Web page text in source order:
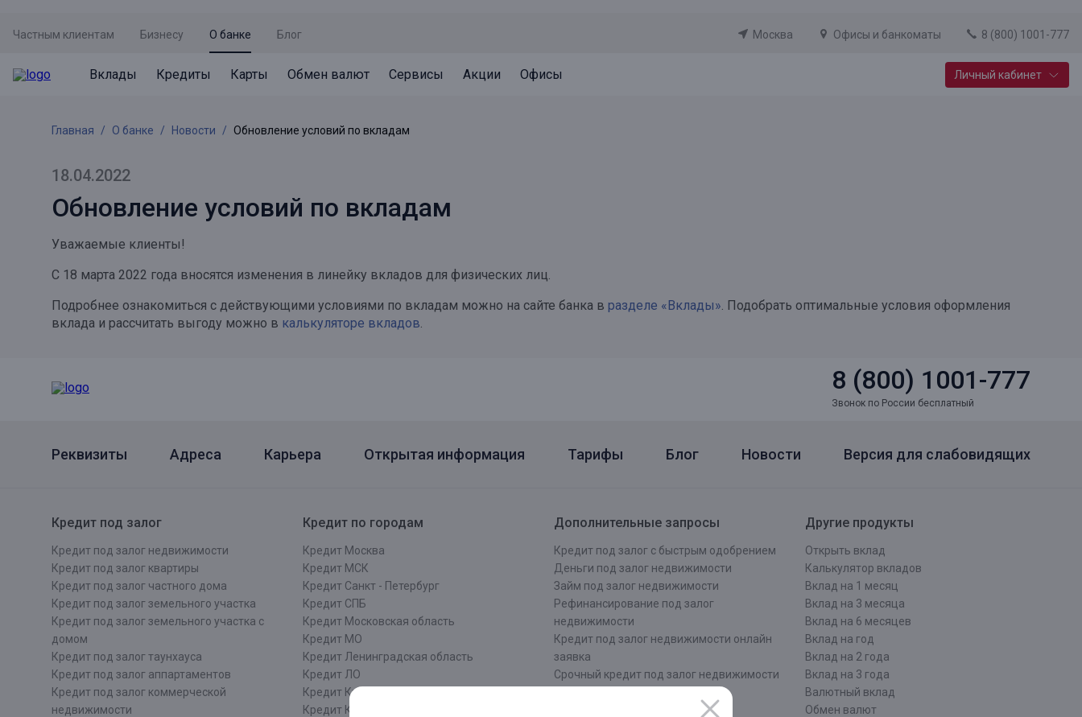
Частным клиентам Бизнесу О банке Блог Москва Офисы и банкоматы 8 (800) 1001-777
Вклады
Не упусти момент
Просто вклад
Накопительный
Новый старт
Онлайн
Система страхования вкладов
Архив вкладов
Кредиты
Кредит под залог недвижимости
Рефинансирование
Кредит на автомобиль
Все кредиты
Привилегии для клиентов
Реструктуризация
Карты
Дебетовая карта с пакетом услуг
Премиальная карта Mir Supreme
Пенсионная карта
Все карты
Документы
Кешбэк
Обмен валют
Курсы валют
Бронирование валюты
Курсы валют ЦБ
Сервисы
Оплата кредита
Оценка недвижимости
Подбор новой недвижимости
Госуслуги
Удаленная идентификация
Акции
Акция «Приведи друга»
Акция «Ставка на бизнес»
Офисы Личный кабинет
Главная О банке Новости Обновление условий по вкладам
18.04.2022
Обновление условий по вкладам
Уважаемые клиенты!
С 18 марта 2022 года вносятся изменения в линейку вкладов для физических лиц.
Подробнее ознакомиться с действующими условиями по вкладам можно на сайте банка в разделе «Вклады». Подобрать оптимальные условия оформления
вклада и рассчитать выгоду можно в калькуляторе вкладов.
8 (800) 1001-777
Звонок по России бесплатный
Реквизиты Адреса Карьера Открытая информация Тарифы Блог Новости Версия для слабовидящих
Кредит под залог
Кредит под залог недвижимости
Кредит под залог квартиры
Кредит под залог частного дома
Кредит под залог земельного участка
Кредит под залог земельного участка с
домом
Кредит под залог таунхауса
Кредит под залог аппартаментов
Кредит под залог коммерческой
недвижимости
Кредит по городам
Кредит Москва
Кредит МСК
Кредит Санкт - Петербург
Кредит СПБ
Кредит Московская область
Кредит МО
Кредит Ленинградская область
Кредит ЛО
Кредит Киров
Кредит Кировская область
Дополнительные запросы
Кредит под залог с быстрым одобрением
Деньги под залог недвижимости
Займ под залог недвижимости
Рефинансирование под залог
недвижимости
Кредит под залог недвижимости онлайн
заявка
Срочный кредит под залог недвижимости
Другие продукты
Открыть вклад
Калькулятор вкладов
Вклад на 1 месяц
Вклад на 3 месяца
Вклад на 6 месяцев
Вклад на год
Вклад на 2 года
Вклад на 3 года
Валютный вклад
Обмен валют